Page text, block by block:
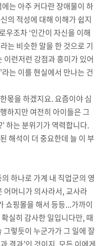
에는 아주 커다란 장애물이 하
의 적성에 대해 이해가 쉽지
우조차‘인간이 자신을 이해
라는 비슷한 말을 한 것으로 기
이런저런 강점과 흥미가 있어
라는 이를 현실에서 만나는 건
몫을 하겠지요.요즘이야 심
하지만 여전히 아이들은 그
?’하는 분위기가 역력합니다.
해석이 더 중요한데 늘 이 부
하나로 가계 내 직업군의 영
어머니가 의사라서,교사라
쇼핑몰을 해서 등등...가까이
실히 감사한 일입니다만, 때
그렇듯이 누군가가 그 일에 잘